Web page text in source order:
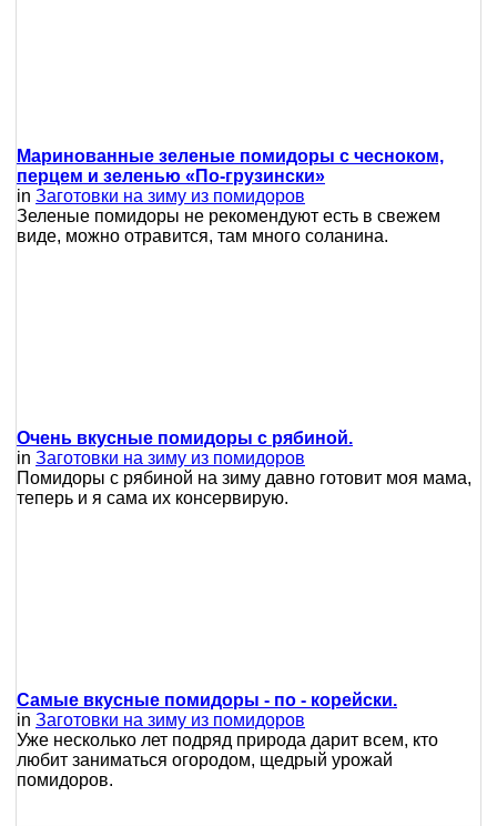
Маринованные зеленые помидоры с чесноком,
перцем и зеленью «По-грузински»
in Заготовки на зиму из помидоров
Зеленые помидоры не рекомендуют есть в свежем
виде, можно отравится, там много соланина.
Очень вкусные помидоры с рябиной.
in Заготовки на зиму из помидоров
Помидоры с рябиной на зиму давно готовит моя мама,
теперь и я сама их консервирую.
Самые вкусные помидоры - по - корейски.
in Заготовки на зиму из помидоров
Уже несколько лет подряд природа дарит всем, кто
любит заниматься огородом, щедрый урожай
помидоров.